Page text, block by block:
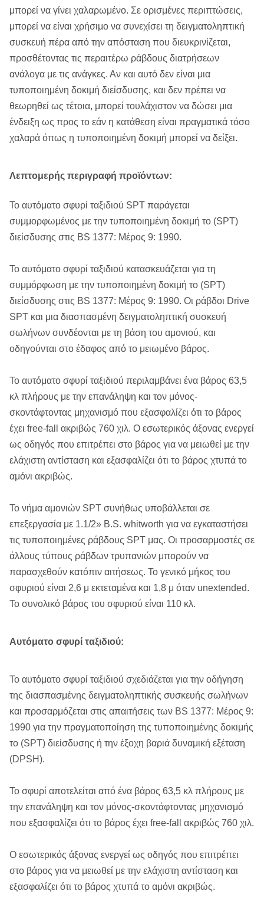
μπορεί να γίνει χαλαρωμένο. Σε ορισμένες περιπτώσεις,
μπορεί να είναι χρήσιμο να συνεχίσει τη δειγματοληπτική
συσκευή πέρα από την απόσταση που διευκρινίζεται,
προσθέτοντας τις περαιτέρω ράβδους διατρήσεων
ανάλογα με τις ανάγκες. Αν και αυτό δεν είναι μια
τυποποιημένη δοκιμή διείσδυσης, και δεν πρέπει να
θεωρηθεί ως τέτοια, μπορεί τουλάχιστον να δώσει μια
ένδειξη ως προς το εάν η κατάθεση είναι πραγματικά τόσο
χαλαρά όπως η τυποποιημένη δοκιμή μπορεί να δείξει.
Λεπτομερής περιγραφή προϊόντων:
Το αυτόματο σφυρί ταξιδιού SPT παράγεται
συμμορφωμένος με την τυποποιημένη δοκιμή το (SPT)
διείσδυσης στις BS 1377: Μέρος 9: 1990.
Το αυτόματο σφυρί ταξιδιού κατασκευάζεται για τη
συμμόρφωση με την τυποποιημένη δοκιμή το (SPT)
διείσδυσης στις BS 1377: Μέρος 9: 1990. Οι ράβδοι Drive
SPT και μια διασπασμένη δειγματοληπτική συσκευή
σωλήνων συνδέονται με τη βάση του αμονιού, και
οδηγούνται στο έδαφος από το μειωμένο βάρος.
Το αυτόματο σφυρί ταξιδιού περιλαμβάνει ένα βάρος 63,5
κλ πλήρους με την επανάληψη και τον μόνος-
σκοντάφτοντας μηχανισμό που εξασφαλίζει ότι το βάρος
έχει free-fall ακριβώς 760 χιλ. Ο εσωτερικός άξονας ενεργεί
ως οδηγός που επιτρέπει στο βάρος για να μειωθεί με την
ελάχιστη αντίσταση και εξασφαλίζει ότι το βάρος χτυπά το
αμόνι ακριβώς.
Το νήμα αμονιών SPT συνήθως υποβάλλεται σε
επεξεργασία με 1.1/2» B.S. whitworth για να εγκαταστήσει
τις τυποποιημένες ράβδους SPT μας. Οι προσαρμοστές σε
άλλους τύπους ράβδων τρυπανιών μπορούν να
παρασχεθούν κατόπιν αιτήσεως. Το γενικό μήκος του
σφυριού είναι 2,6 μ εκτεταμένα και 1,8 μ όταν unextended.
Το συνολικό βάρος του σφυριού είναι 110 κλ.
Αυτόματο σφυρί ταξιδιού:
Το αυτόματο σφυρί ταξιδιού σχεδιάζεται για την οδήγηση
της διασπασμένης δειγματοληπτικής συσκευής σωλήνων
και προσαρμόζεται στις απαιτήσεις των BS 1377: Μέρος 9:
1990 για την πραγματοποίηση της τυποποιημένης δοκιμής
το (SPT) διείσδυσης ή την έξοχη βαριά δυναμική εξέταση
(DPSH).
Το σφυρί αποτελείται από ένα βάρος 63,5 κλ πλήρους με
την επανάληψη και τον μόνος-σκοντάφτοντας μηχανισμό
που εξασφαλίζει ότι το βάρος έχει free-fall ακριβώς 760 χιλ.
Ο εσωτερικός άξονας ενεργεί ως οδηγός που επιτρέπει
στο βάρος για να μειωθεί με την ελάχιστη αντίσταση και
εξασφαλίζει ότι το βάρος χτυπά το αμόνι ακριβώς.